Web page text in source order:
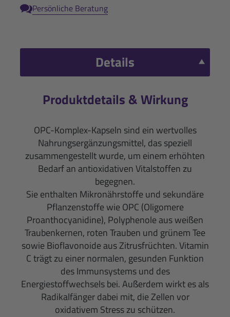
Persönliche Beratung
Details
Produktdetails & Wirkung
OPC-Komplex-Kapseln sind ein wertvolles
Nahrungsergänzungsmittel, das speziell
zusammengestellt wurde, um einem erhöhten
Bedarf an antioxidativen Vitalstoffen zu
begegnen.
Sie enthalten Mikronährstoffe und sekundäre
Pflanzenstoffe wie OPC (Oligomere
Proanthocyanidine), Polyphenole aus weißen
Traubenkernen, roten Trauben und grünem Tee
sowie Bioflavonoide aus Zitrusfrüchten. Vitamin
C trägt zu einer normalen, gesunden Funktion
des Immunsystems und des
Energiestoffwechsels bei. Außerdem wirkt es als
Radikalfänger dabei mit, die Zellen vor
oxidativem Stress zu schützen.